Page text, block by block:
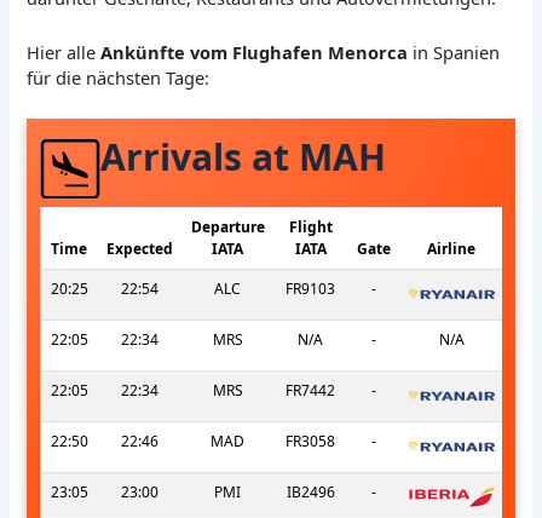
Hier alleAnkünfte vom Flughafen Menorca in Spanien
für die nächsten Tage:
Arrivals at MAH
Time Expected
Departure
IATA
Flight
IATA
Gate
Airline
20:25
22:54 ALC FR9103 -
22:05 22:34 MRS N/A - N/A
22:05 22:34 MRS FR7442 -
22:50 22:46 MAD FR3058 -
23:05 23:00 PMI IB2496 -